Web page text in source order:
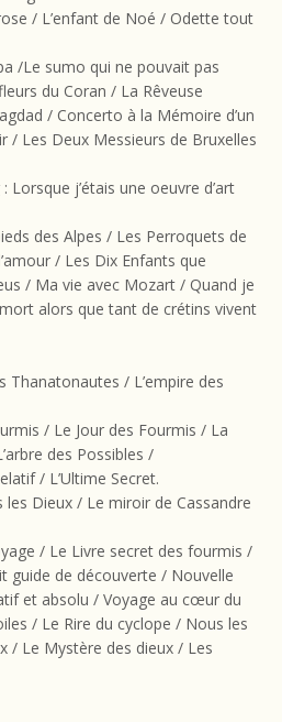
/ L’enfant de Noé / Odette tout
/Le sumo qui ne pouvait pas
du Coran / La Rêveuse
/ Concerto à la Mémoire d’un
/ Les Deux Messieurs de Bruxelles
: Lorsque j’étais une oeuvre d’art
des Alpes / Les Perroquets de
/ Les Dix Enfants que
/ Ma vie avec Mozart / Quand je
alors que tant de crétins vivent
Thanatonautes / L’empire des
/ Le Jour des Fourmis / La
des Possibles /
/ L’Ultime Secret.
les Dieux / Le miroir de Cassandre
/ Le Livre secret des fourmis /
guide de découverte / Nouvelle
et absolu / Voyage au cœur du
/ Le Rire du cyclope / Nous les
/ Le Mystère des dieux / Les